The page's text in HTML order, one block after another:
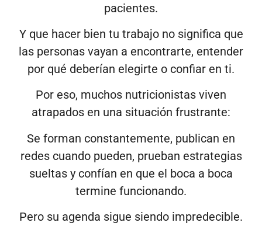
pacientes.
Y que hacer bien tu trabajo no significa que
las personas vayan a encontrarte, entender
por qué deberían elegirte o confiar en ti.
Por eso, muchos nutricionistas viven
atrapados en una situación frustrante:
Se forman constantemente, publican en
redes cuando pueden, prueban estrategias
sueltas y confían en que el boca a boca
termine funcionando.
Pero su agenda sigue siendo impredecible.